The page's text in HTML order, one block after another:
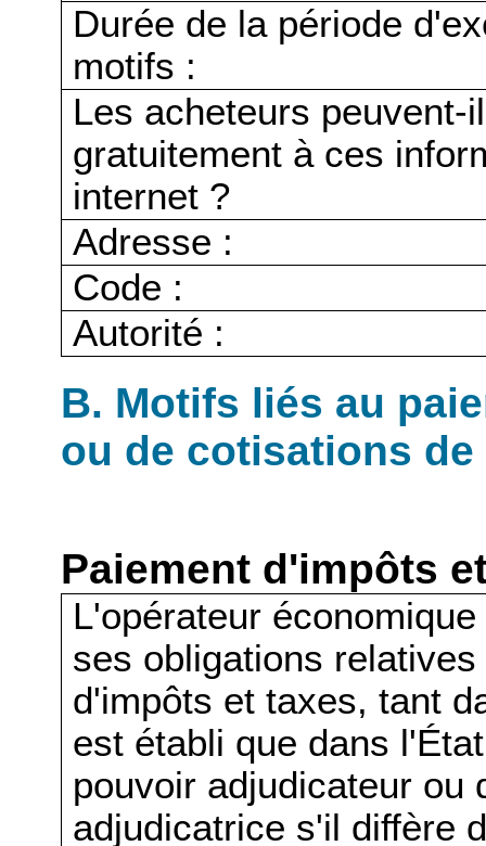
Durée de la période
motifs :
Les acheteurs peuvent-
gratuitement à ces
internet ?
Adresse :
Code :
Autorité :
B. Motifs liés au
ou de cotisations
Paiement d'impôts
L'opérateur
ses obligations
d'impôts et taxes, tant
est établi que dans
pouvoir adjudicateur ou
adjudicatrice s'il diffère